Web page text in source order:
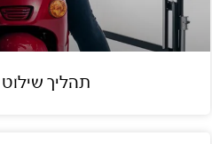
תהליך שילוט